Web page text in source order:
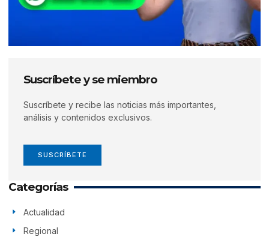
Suscríbete y se miembro
Suscríbete y recibe las noticias más importantes,
análisis y contenidos exclusivos.
SUSCRÍBETE
Categorías
Actualidad
Regional